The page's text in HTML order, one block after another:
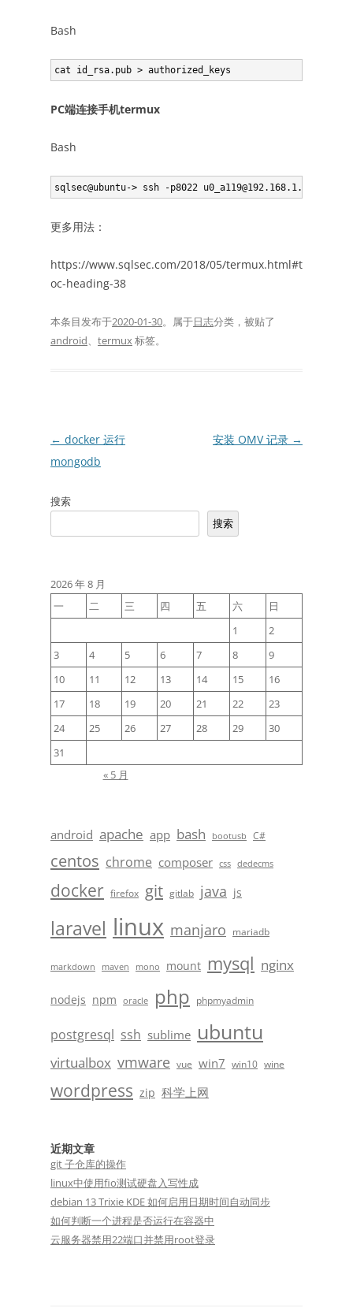
Bash
PC端连接手机termux
Bash
更多用法：
https://www.sqlsec.com/2018/05/termux.html#t
oc-heading-38
本条目发布于2020-01-30。属于日志分类，被贴了
android、 termux标签。
文
章
航
← docker 运行
mongodb
安装 OMV 记录 →
搜索
搜索
2026 年 8 月
一
二 三 四 五 六
日
1
2
3
4 5 6 7 8
9
10
11 12 13 14 15
16
17
18 19 20 21 22
23
24
25 26 27 28 29
30
31
« 5 月
android apache app bash bootusb C#
centos chrome composer css dedecms
docker firefox git gitlab java js
laravel linux manjaro mariadb
markdown maven mono mount mysql nginx
nodejs npm oracle php phpmyadmin
postgresql ssh sublime ubuntu
virtualbox vmware vue win7 win10 wine
wordpress zip 科学上网
近期文章
git 子仓库的操作
linux中使用fio测试硬盘入写性成
debian 13 Trixie KDE 如何启用日期时间自动同步
如何判断一个进程是否运行在容器中
云服务器禁用22端口并禁用root登录